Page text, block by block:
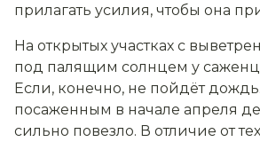
прилагать усилия, чтобы она
На открытых участках с
под палящим солнцем у
Если, конечно, не пойдёт
посаженным в начале апреля
сильно повезло. В отличие от